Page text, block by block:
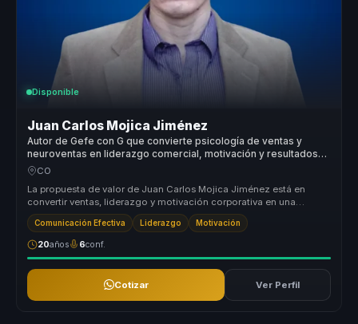
Disponible
Juan Carlos Mojica Jiménez
Autor de Gefe con G que convierte psicología de ventas y
neuroventas en liderazgo comercial, motivación y resultados
para equipos.
CO
La propuesta de valor de Juan Carlos Mojica Jiménez está en
convertir ventas, liderazgo y motivación corporativa en una
experiencia de ap...
Comunicación Efectiva Liderazgo Motivación
20años 6conf.
Cotizar Ver Perfil